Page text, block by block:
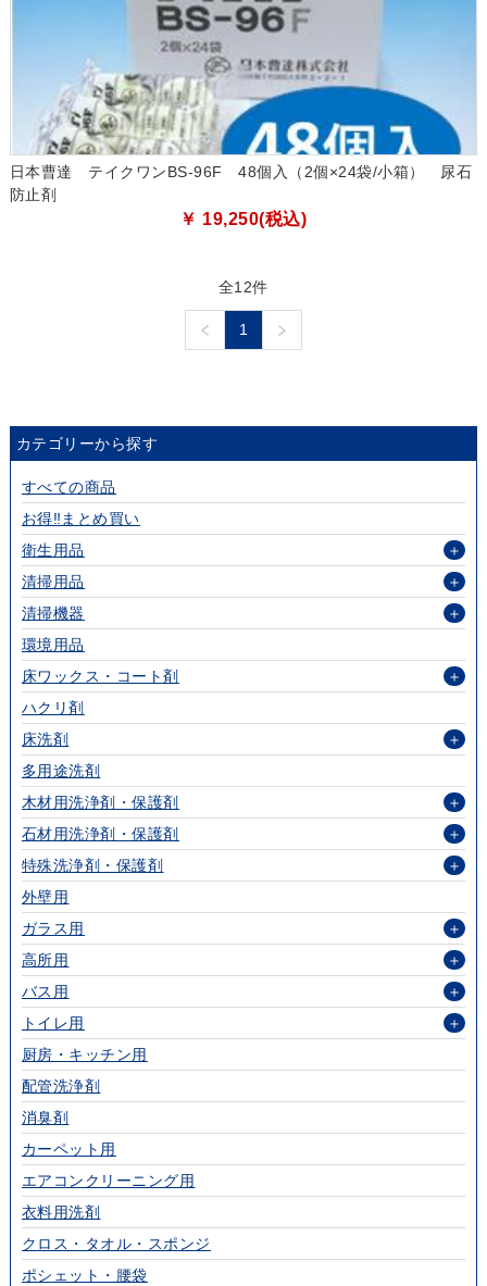
カテゴリーから探す
すべての商品
お得‼まとめ買い
衛生用品
＋
清掃用品
＋
清掃機器
＋
環境用品
床ワックス・コート剤
＋
ハクリ剤
床洗剤
＋
多用途洗剤
木材用洗浄剤・保護剤
＋
石材用洗浄剤・保護剤
＋
特殊洗浄剤・保護剤
＋
外壁用
ガラス用
＋
高所用
＋
バス用
＋
トイレ用
＋
厨房・キッチン用
配管洗浄剤
消臭剤
カーペット用
エアコンクリーニング用
衣料用洗剤
クロス・タオル・スポンジ
ポシェット・腰袋
日本曹達 テイクワンBS-96F 48個入（2個×24袋/小箱） 尿石
防止剤
￥ 19,250(税込)
全12件
1